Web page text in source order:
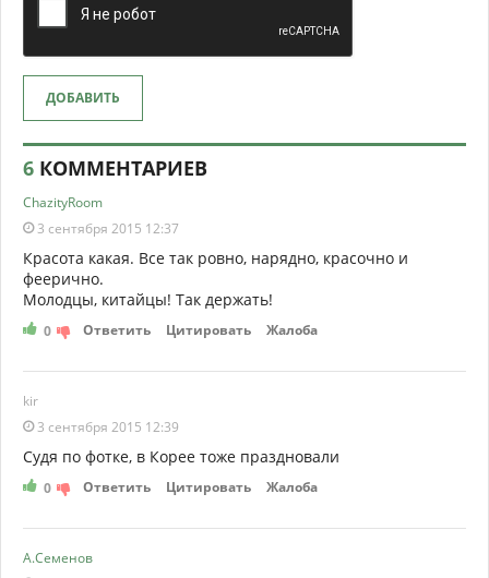
ДОБАВИТЬ
6 КОММЕНТАРИЕВ
ChazityRoom
3 сентября 2015 12:37
Красота какая. Все так ровно, нарядно, красочно и
феерично.
Молодцы, китайцы! Так держать!
0 Ответить Цитировать Жалоба
kir
3 сентября 2015 12:39
Судя по фотке, в Корее тоже праздновали
0 Ответить Цитировать Жалоба
А.Семенов